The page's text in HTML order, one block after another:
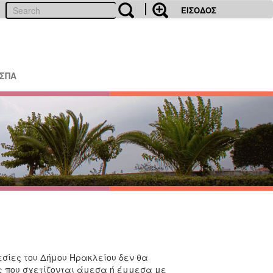
ΕΙΣΟΔΟΣ
του Δήμου Ηρακλείου δεν θα
που σχετίζονται άμεσα ή έμμεσα με